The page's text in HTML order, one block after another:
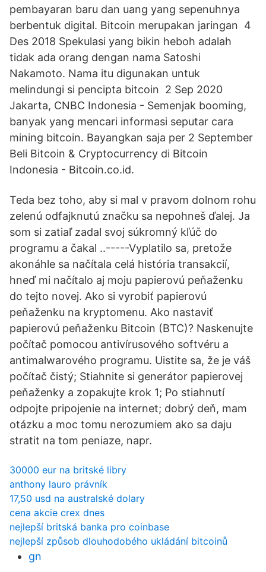
pembayaran baru dan uang yang sepenuhnya
berbentuk digital. Bitcoin merupakan jaringan 4
Des 2018 Spekulasi yang bikin heboh adalah
tidak ada orang dengan nama Satoshi
Nakamoto. Nama itu digunakan untuk
melindungi si pencipta bitcoin 2 Sep 2020
Jakarta, CNBC Indonesia - Semenjak booming,
banyak yang mencari informasi seputar cara
mining bitcoin. Bayangkan saja per 2 September
Beli Bitcoin & Cryptocurrency di Bitcoin
Indonesia - Bitcoin.co.id.
Teda bez toho, aby si mal v pravom dolnom rohu
zelenú odfajknutú značku sa nepohneš ďalej. Ja
som si zatiaľ zadal svoj súkromný kľúč do
programu a čakal ..-----Vyplatilo sa, pretože
akonáhle sa načítala celá história transakcií,
hneď mi načítalo aj moju papierovú peňaženku
do tejto novej. Ako si vyrobiť papierovú
peňaženku na kryptomenu. Ako nastaviť
papierovú peňaženku Bitcoin (BTC)? Naskenujte
počítač pomocou antivírusového softvéru a
antimalwarového programu. Uistite sa, že je váš
počítač čistý; Stiahnite si generátor papierovej
peňaženky a zopakujte krok 1; Po stiahnutí
odpojte pripojenie na internet; dobrý deň, mam
otázku a moc tomu nerozumiem ako sa daju
stratit na tom peniaze, napr.
30000 eur na britské libry
anthony lauro právník
17,50 usd na australské dolary
cena akcie crex dnes
nejlepší britská banka pro coinbase
nejlepší způsob dlouhodobého ukládání bitcoinů
gn